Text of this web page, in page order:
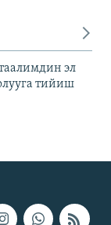
эл
тийиш